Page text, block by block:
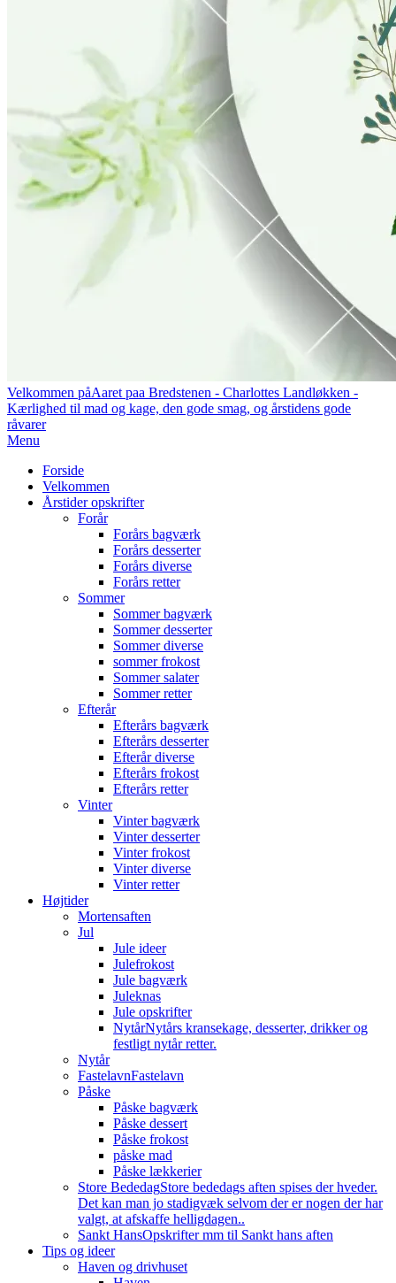
Velkommen påAaret paa Bredstenen - Charlottes Landløkken -
Kærlighed til mad og kage, den gode smag, og årstidens gode
råvarer
Primary
Menu
Menu
Forside
Velkommen
Årstider opskrifter
Forår
Forårs bagværk
Forårs desserter
Forårs diverse
Forårs retter
Sommer
Sommer bagværk
Sommer desserter
Sommer diverse
sommer frokost
Sommer salater
Sommer retter
Efterår
Efterårs bagværk
Efterårs desserter
Efterår diverse
Efterårs frokost
Efterårs retter
Vinter
Vinter bagværk
Vinter desserter
Vinter frokost
Vinter diverse
Vinter retter
Højtider
Mortensaften
Jul
Jule ideer
Julefrokost
Jule bagværk
Juleknas
Jule opskrifter
NytårNytårs kransekage, desserter, drikker og
festligt nytår retter.
Nytår
FastelavnFastelavn
Påske
Påske bagværk
Påske dessert
Påske frokost
påske mad
Påske lækkerier
Store BededagStore bededags aften spises der hveder.
Det kan man jo stadigvæk selvom der er nogen der har
valgt, at afskaffe helligdagen..
Sankt HansOpskrifter mm til Sankt hans aften
Tips og ideer
Haven og drivhuset